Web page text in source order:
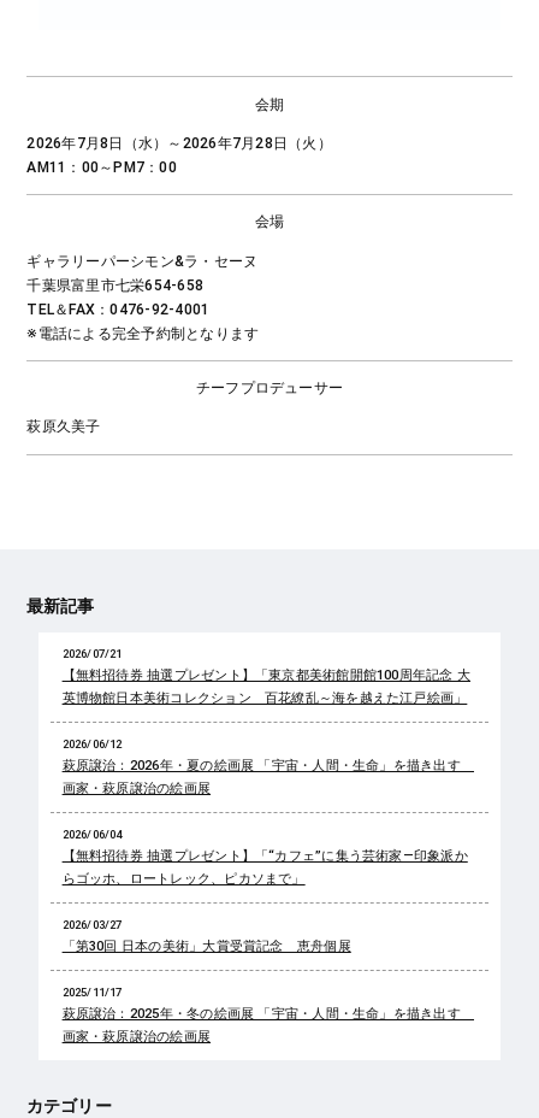
会期
2026年7月8日（水）～2026年7月28日（火）
AM11：00～PM7：00
会場
ギャラリーパーシモン&ラ・セーヌ
千葉県富里市七栄654-658
TEL＆FAX：0476-92-4001
※電話による完全予約制となります
チーフプロデューサー
萩原久美子
最新記事
2026/07/21
【無料招待券 抽選プレゼント】「東京都美術館開館100周年記念 大
英博物館日本美術コレクション 百花繚乱～海を越えた江戸絵画」
2026/06/12
萩原譲治：2026年・夏の絵画展 「宇宙・人間・生命」を描き出す
画家・萩原譲治の絵画展
2026/06/04
【無料招待券 抽選プレゼント】「“カフェ”に集う芸術家―印象派か
らゴッホ、ロートレック、ピカソまで」
2026/03/27
「第30回 日本の美術」大賞受賞記念 恵舟個展
2025/11/17
萩原譲治：2025年・冬の絵画展 「宇宙・人間・生命」を描き出す
画家・萩原譲治の絵画展
カテゴリー